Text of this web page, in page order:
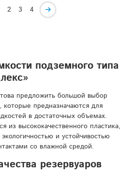
2 3 4
подземного типа
предложить большой выбор
предназначаются для
в достаточных объемах.
из высококачественного пластика,
и устойчивостью
со влажной средой.
резервуаров